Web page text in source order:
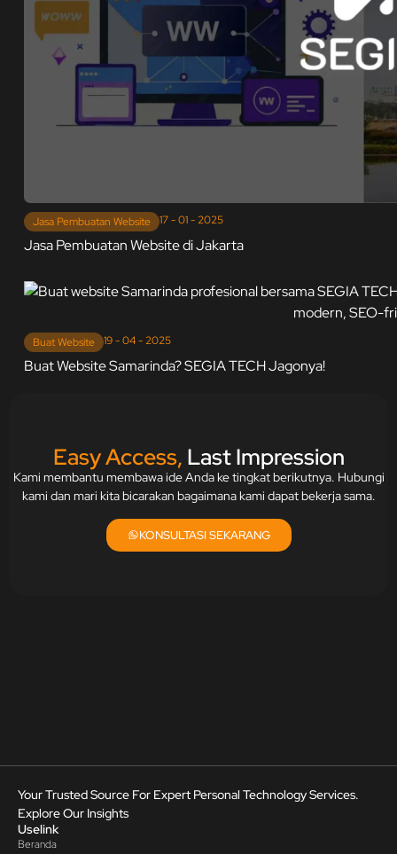
Jasa Pembuatan Website 17 - 01 - 2025
Jasa Pembuatan Website di Jakarta
Buat Website 19 - 04 - 2025
Buat Website Samarinda? SEGIA TECH Jagonya!
Easy Access, Last Impression
Kami membantu membawa ide Anda ke tingkat berikutnya. Hubungi
kami dan mari kita bicarakan bagaimana kami dapat bekerja sama.
KONSULTASI SEKARANG
Your Trusted Source For Expert Personal Technology Services.
Explore Our Insights
Uselink
Beranda